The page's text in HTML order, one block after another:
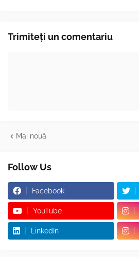
Trimiteți un comentariu
Mai nouă
Follow Us
Facebook
YouTube
LinkedIn